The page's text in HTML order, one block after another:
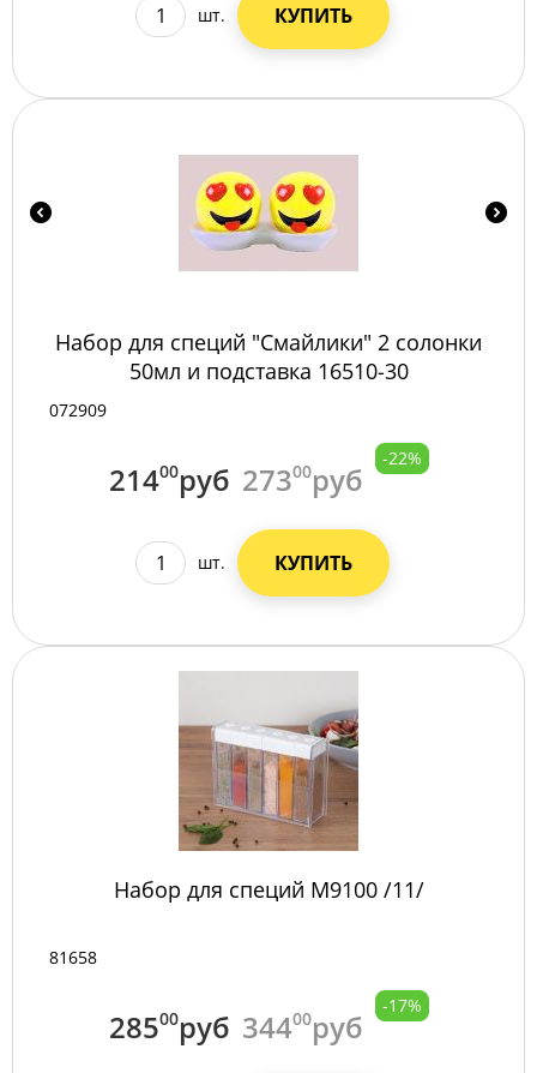
шт. КУПИТЬ
Набор для специй "Смайлики" 2 солонки
50мл и подставка 16510-30
072909
21400руб 27300руб
-22%
шт. КУПИТЬ
Набор для специй М9100 /11/
81658
28500руб 34400руб
-17%